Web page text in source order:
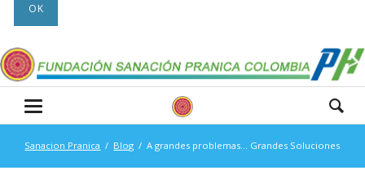
OK
Sanacion Pranica Blog A grandes problemas... Grandes Soluciones